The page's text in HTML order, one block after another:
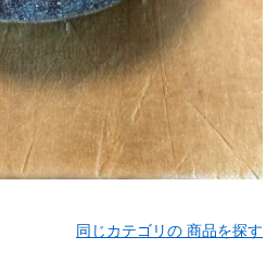
同じカテゴリの 商品を探す